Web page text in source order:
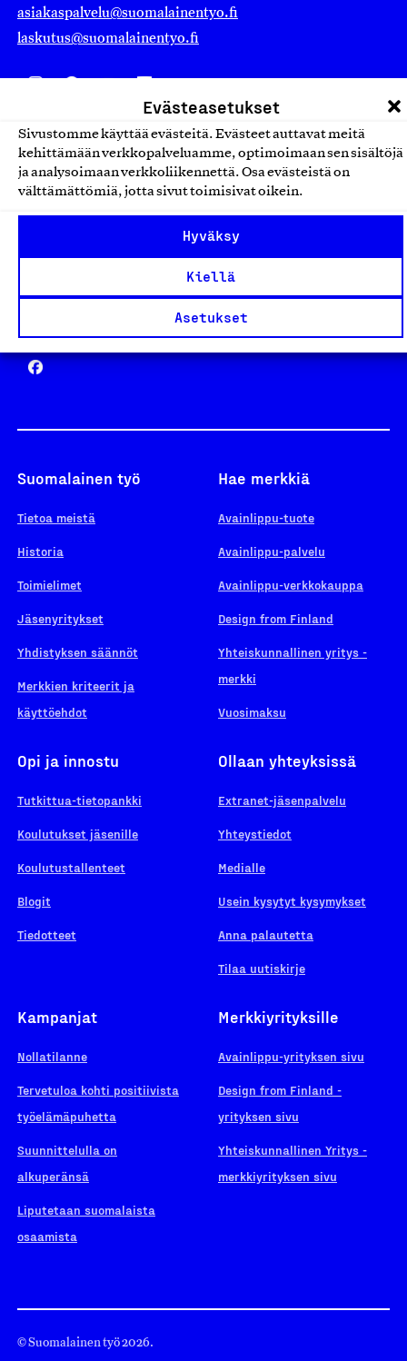
Evästeasetukset
Sivustomme käyttää evästeitä. Evästeet auttavat meitä
kehittämään verkkopalveluamme, optimoimaan sen sisältöjä
ja analysoimaan verkkoliikennettä. Osa evästeistä on
välttämättömiä, jotta sivut toimisivat oikein.
Hyväksy
Kiellä
Asetukset
asiakaspalvelu@suomalainentyo.fi
laskutus@suomalainentyo.fi
Avainlippu
Yhteiskunnallinen Yritys -merkki
Suomalainen työ
Tietoa meistä
Historia
Toimielimet
Jäsenyritykset
Yhdistyksen säännöt
Merkkien kriteerit ja
käyttöehdot
Hae merkkiä
Avainlippu-tuote
Avainlippu-palvelu
Avainlippu-verkkokauppa
Design from Finland
Yhteiskunnallinen yritys -
merkki
Vuosimaksu
Opi ja innostu
Tutkittua-tietopankki
Koulutukset jäsenille
Koulutustallenteet
Blogit
Tiedotteet
Ollaan yhteyksissä
Extranet-jäsenpalvelu
Yhteystiedot
Medialle
Usein kysytyt kysymykset
Anna palautetta
Tilaa uutiskirje
Kampanjat
Nollatilanne
Tervetuloa kohti positiivista
työelämäpuhetta
Suunnittelulla on
alkuperänsä
Liputetaan suomalaista
osaamista
Merkkiyrityksille
Avainlippu-yrityksen sivu
Design from Finland -
yrityksen sivu
Yhteiskunnallinen Yritys -
merkkiyrityksen sivu
© Suomalainen työ 2026.